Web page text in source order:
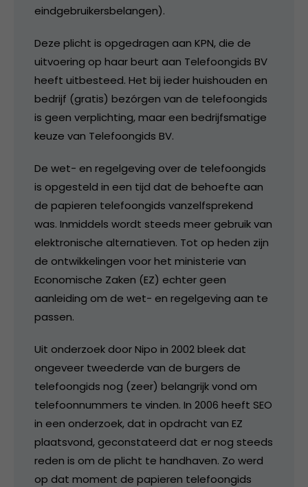
eindgebruikersbelangen).
Deze plicht is opgedragen aan KPN, die de
uitvoering op haar beurt aan Telefoongids BV
heeft uitbesteed. Het bij ieder huishouden en
bedrijf (gratis) bezórgen van de telefoongids
is geen verplichting, maar een bedrijfsmatige
keuze van Telefoongids BV.
De wet- en regelgeving over de telefoongids
is opgesteld in een tijd dat de behoefte aan
de papieren telefoongids vanzelfsprekend
was. Inmiddels wordt steeds meer gebruik van
elektronische alternatieven. Tot op heden zijn
de ontwikkelingen voor het ministerie van
Economische Zaken (EZ) echter geen
aanleiding om de wet- en regelgeving aan te
passen.
Uit onderzoek door Nipo in 2002 bleek dat
ongeveer tweederde van de burgers de
telefoongids nog (zeer) belangrijk vond om
telefoonnummers te vinden. In 2006 heeft SEO
in een onderzoek, dat in opdracht van EZ
plaatsvond, geconstateerd dat er nog steeds
reden is om de plicht te handhaven. Zo werd
op dat moment de papieren telefoongids